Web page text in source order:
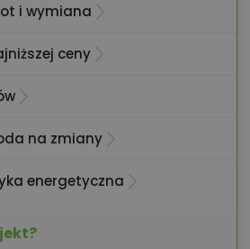
i wymiana
ceny
na zmiany
energetyczna